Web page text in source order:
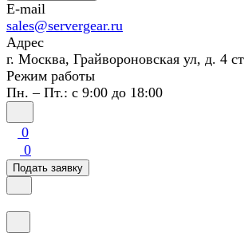
E-mail
sales@servergear.ru
Адрес
г. Москва, Грайвороновская ул, д. 4
Режим работы
Пн. – Пт.: с 9:00 до 18:00
0
0
Подать заявку